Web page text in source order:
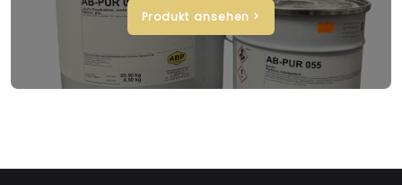
Produkt ansehen >